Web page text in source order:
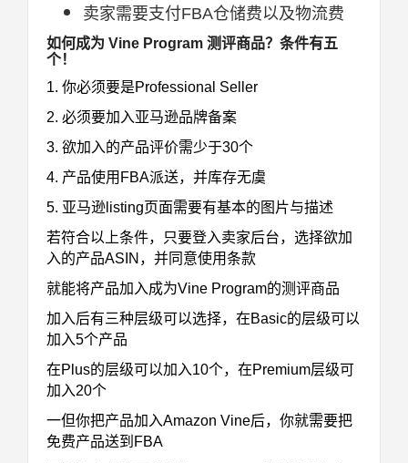
卖家需要支付FBA仓储费以及物流费
如何成为 Vine Program 测评商品？条件有五
个！
1. 你必须要是Professional Seller
2. 必须要加入亚马逊品牌备案
3. 欲加入的产品评价需少于30个
4. 产品使用FBA派送，并库存无虞
5. 亚马逊listing页面需要有基本的图片与描述
若符合以上条件，只要登入卖家后台，选择欲加
入的产品ASIN，并同意使用条款
就能将产品加入成为Vine Program的测评商品
加入后有三种层级可以选择，在Basic的层级可以
加入5个产品
在Plus的层级可以加入10个，在Premium层级可
加入20个
一但你把产品加入Amazon Vine后，你就需要把
免费产品送到FBA